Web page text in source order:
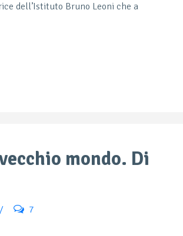
dell’Istituto Bruno Leoni che a
mondo. Di
/ 7